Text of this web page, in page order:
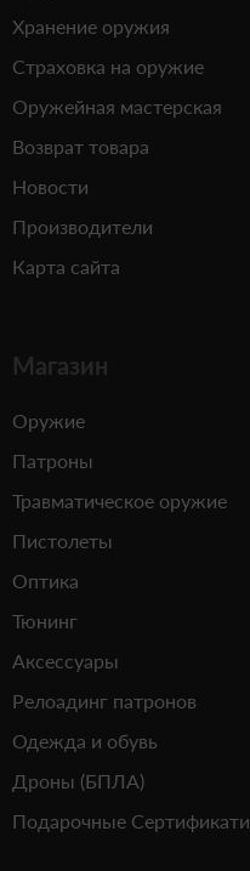
Хранение оружия
Страховка на оружие
Оружейная мастерская
Возврат товара
Новости
Производители
Карта сайта
Магазин
Оружие
Патроны
Травматическое оружие
Пистолеты
Оптика
Тюнинг
Аксессуары
Релоадинг патронов
Одежда и обувь
Дроны (БПЛА)
Подарочные Сертификати